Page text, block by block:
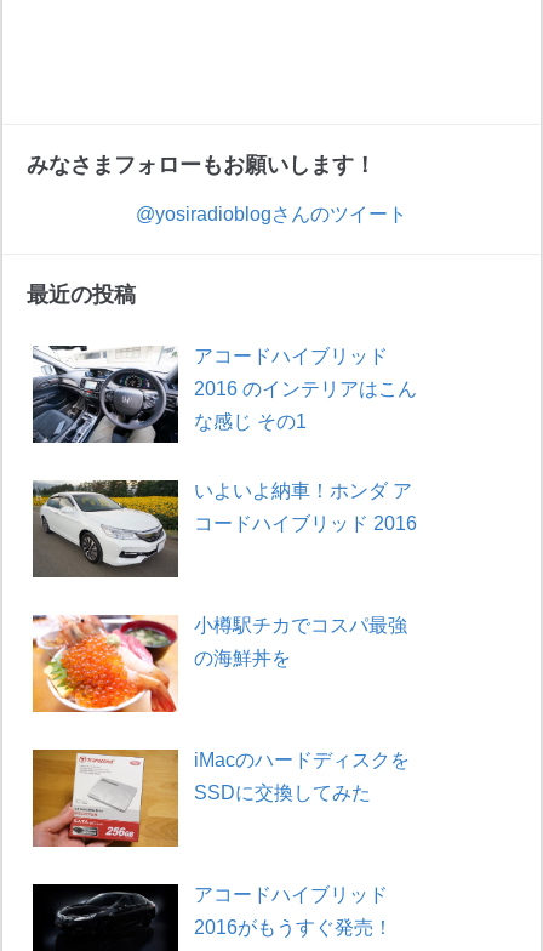
みなさまフォローもお願いします！
@yosiradioblogさんのツイート
最近の投稿
アコードハイブリッド
2016 のインテリアはこん
な感じ その1
いよいよ納車！ホンダ ア
コードハイブリッド 2016
小樽駅チカでコスパ最強
の海鮮丼を
iMacのハードディスクを
SSDに交換してみた
アコードハイブリッド
2016がもうすぐ発売！